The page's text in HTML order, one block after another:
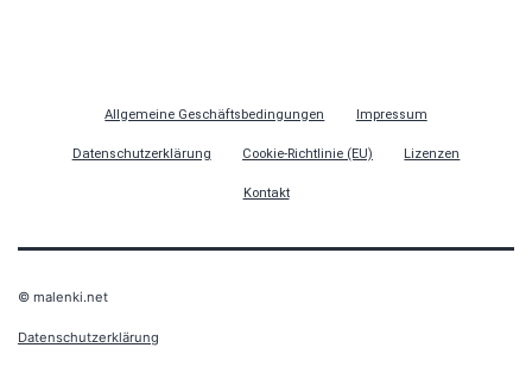
Allgemeine Geschäftsbedingungen Impressum
Datenschutzerklärung Cookie-Richtlinie (EU) Lizenzen
Kontakt
© malenki.net
Datenschutzerklärung